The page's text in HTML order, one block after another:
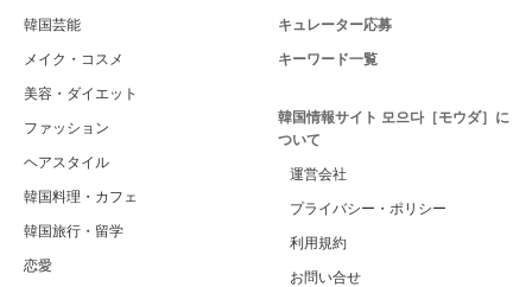
韓国芸能
メイク・コスメ
美容・ダイエット
ファッション
ヘアスタイル
韓国料理・カフェ
韓国旅行・留学
恋愛
キュレーター応募
キーワード一覧
韓国情報サイト 모으다［モウダ］に
ついて
運営会社
プライバシー・ポリシー
利用規約
お問い合せ